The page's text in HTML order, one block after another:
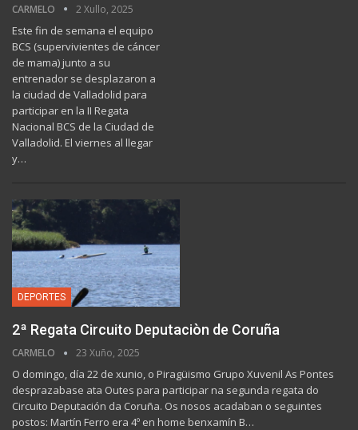
CARMELO 2 Xullo, 2025
Este fin de semana el equipo
BCS (supervivientes de cáncer
de mama) junto a su
entrenador se desplazaron a
la ciudad de Valladolid para
participar en la II Regata
Nacional BCS de la Ciudad de
Valladolid. El viernes al llegar
y…
DEPORTES
2ª Regata Circuito Deputaciòn de Coruña
CARMELO 23 Xuño, 2025
O domingo, día 22 de xunio, o Piragüismo Grupo Xuvenil As Pontes
desprazabase ata Outes para participar na segunda regata do
Circuito Deputación da Coruña. Os nosos acadaban o seguintes
postos: Martín Ferro era 4º en home benxamín B…